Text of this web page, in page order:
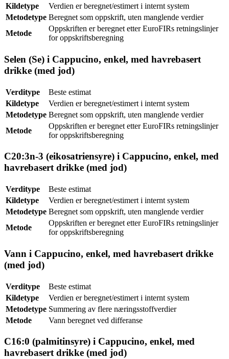
Kildetype
Verdien er beregnet/estimert i internt system
Metodetype Beregnet som oppskrift, uten manglende verdier
Metode
Oppskriften er beregnet etter EuroFIRs retningslinjer
for oppskriftsberegning
Selen (Se) i Cappucino, enkel, med havrebasert
drikke (med jod)
Verditype
Beste estimat
Kildetype
Verdien er beregnet/estimert i internt system
Metodetype Beregnet som oppskrift, uten manglende verdier
Metode
Oppskriften er beregnet etter EuroFIRs retningslinjer
for oppskriftsberegning
C20:3n-3 (eikosatriensyre) i Cappucino, enkel, med
havrebasert drikke (med jod)
Verditype
Beste estimat
Kildetype
Verdien er beregnet/estimert i internt system
Metodetype Beregnet som oppskrift, uten manglende verdier
Metode
Oppskriften er beregnet etter EuroFIRs retningslinjer
for oppskriftsberegning
Vann i Cappucino, enkel, med havrebasert drikke
(med jod)
Verditype
Beste estimat
Kildetype
Verdien er beregnet/estimert i internt system
Metodetype Summering av flere næringsstoffverdier
Metode
Vann beregnet ved differanse
C16:0 (palmitinsyre) i Cappucino, enkel, med
havrebasert drikke (med jod)